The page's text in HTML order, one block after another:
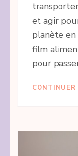
et agir
planète en
film
pour